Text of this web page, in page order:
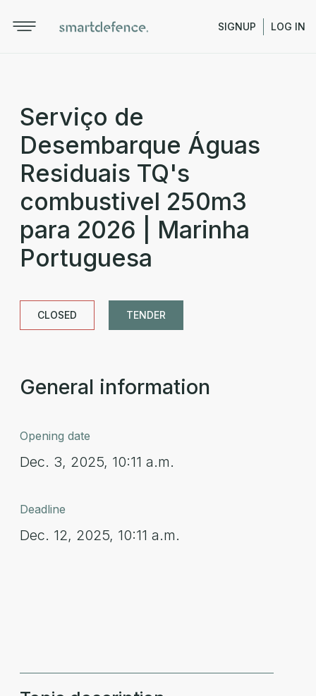
SIGNUP LOG IN
Serviço de
Desembarque Águas
Residuais TQ's
combustivel 250m3
para 2026 | Marinha
Portuguesa
CLOSED TENDER
General information
Opening date
Dec. 3, 2025, 10:11 a.m.
Deadline
Dec. 12, 2025, 10:11 a.m.